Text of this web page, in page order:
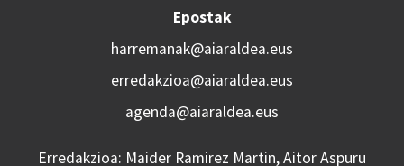
Epostak
harremanak@aiaraldea.eus
erredakzioa@aiaraldea.eus
agenda@aiaraldea.eus
Erredakzioa: Maider Ramirez Martin, Aitor Aspuru